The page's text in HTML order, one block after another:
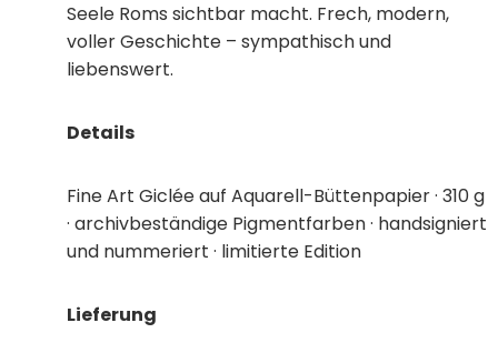
Seele Roms sichtbar macht. Frech, modern,
voller Geschichte – sympathisch und
liebenswert.
Details
Fine Art Giclée auf Aquarell-Büttenpapier · 310 g
· archivbeständige Pigmentfarben · handsigniert
und nummeriert · limitierte Edition
Lieferung